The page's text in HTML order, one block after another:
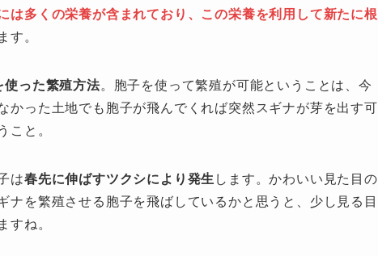
は多くの栄養が含まれており、この栄養を利用して新たに根
す。
使った繁殖方法。胞子を使って繁殖が可能ということは、今
かった土地でも胞子が飛んでくれば突然スギナが芽を出す可
こと。
は春先に伸ばすツクシにより発生 します。かわいい見た目の
ナを繁殖させる胞子を飛ばしているかと思うと、少し見る目
すね。